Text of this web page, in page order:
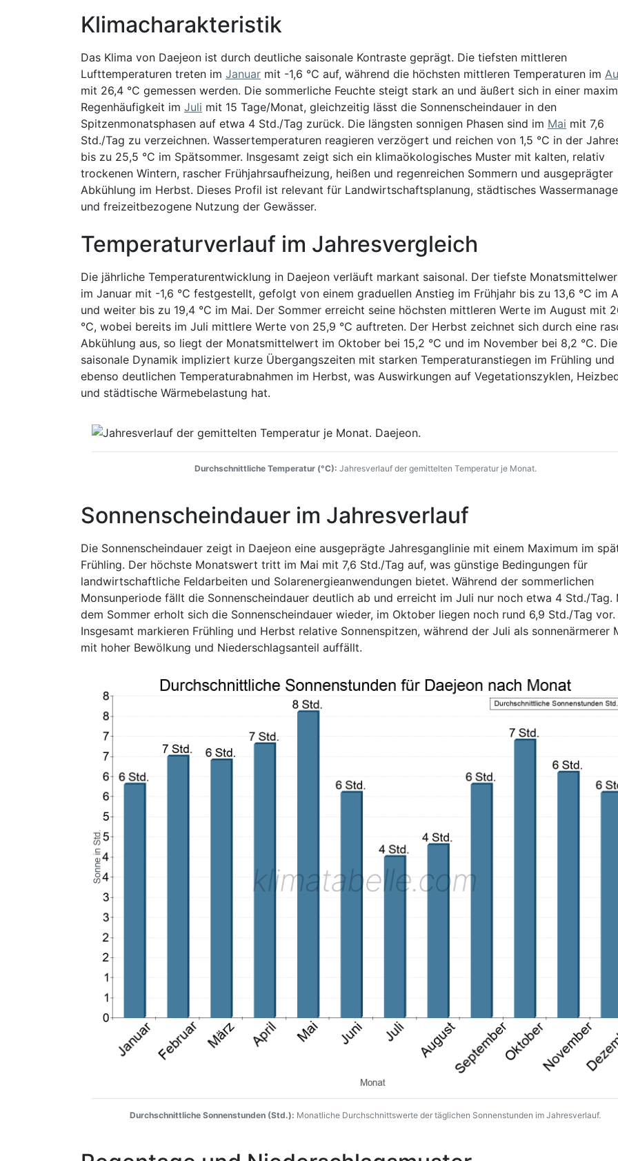
Klimacharakteristik
Das Klima von Daejeon ist durch deutliche saisonale Kontraste geprägt. Die tiefsten mittleren
Lufttemperaturen treten im Januar mit -1,6 °C auf, während die höchsten mittleren Temperaturen im
mit 26,4 °C gemessen werden. Die sommerliche Feuchte steigt stark an und äußert sich in einer
Regenhäufigkeit im Juli mit 15 Tage/Monat, gleichzeitig lässt die Sonnenscheindauer in den
Spitzenmonatsphasen auf etwa 4 Std./Tag zurück. Die längsten sonnigen Phasen sind im Mai mit 7,6
Std./Tag zu verzeichnen. Wassertemperaturen reagieren verzögert und reichen von 1,5 °C in der
bis zu 25,5 °C im Spätsommer. Insgesamt zeigt sich ein klimaökologisches Muster mit kalten, relativ
trockenen Wintern, rascher Frühjahrsaufheizung, heißen und regenreichen Sommern und ausgeprägter
Abkühlung im Herbst. Dieses Profil ist relevant für Landwirtschaftsplanung, städtisches
und freizeitbezogene Nutzung der Gewässer.
Temperaturverlauf im Jahresvergleich
Die jährliche Temperaturentwicklung in Daejeon verläuft markant saisonal. Der tiefste
im Januar mit -1,6 °C festgestellt, gefolgt von einem graduellen Anstieg im Frühjahr bis zu 13,6 °C im
und weiter bis zu 19,4 °C im Mai. Der Sommer erreicht seine höchsten mittleren Werte im August mit
°C, wobei bereits im Juli mittlere Werte von 25,9 °C auftreten. Der Herbst zeichnet sich durch eine
Abkühlung aus, so liegt der Monatsmittelwert im Oktober bei 15,2 °C und im November bei 8,2 °C.
saisonale Dynamik impliziert kurze Übergangszeiten mit starken Temperaturanstiegen im Frühling und
ebenso deutlichen Temperaturabnahmen im Herbst, was Auswirkungen auf Vegetationszyklen,
und städtische Wärmebelastung hat.
Durchschnittliche Temperatur (°C): Jahresverlauf der gemittelten Temperatur je Monat.
Sonnenscheindauer im Jahresverlauf
Die Sonnenscheindauer zeigt in Daejeon eine ausgeprägte Jahresganglinie mit einem Maximum im
Frühling. Der höchste Monatswert tritt im Mai mit 7,6 Std./Tag auf, was günstige Bedingungen für
landwirtschaftliche Feldarbeiten und Solarenergieanwendungen bietet. Während der sommerlichen
Monsunperiode fällt die Sonnenscheindauer deutlich ab und erreicht im Juli nur noch etwa 4 Std./Tag.
dem Sommer erholt sich die Sonnenscheindauer wieder, im Oktober liegen noch rund 6,9 Std./Tag vor.
Insgesamt markieren Frühling und Herbst relative Sonnenspitzen, während der Juli als sonnenärmerer
mit hoher Bewölkung und Niederschlagsanteil auffällt.
Durchschnittliche Sonnenstunden (Std.): Monatliche Durchschnittswerte der täglichen Sonnenstunden im Jahresverlauf.